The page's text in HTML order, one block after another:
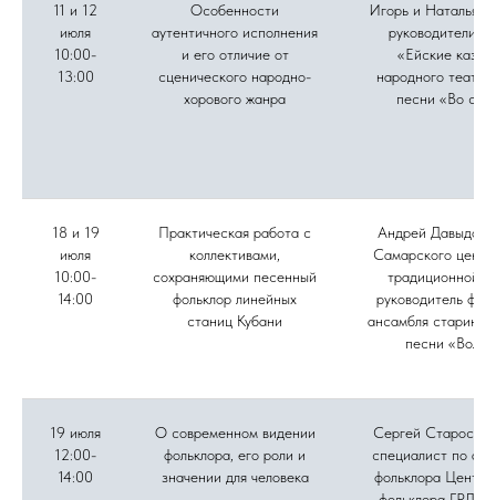
11 и 12
июля
10:00-
13:00
Особенности
аутентичного исполнения
и его отличие от
сценического народно-
хорового жанра
Игорь и Наталья
руководители
«Ейские
народного театра
песни «Во
18 и 19
июля
10:00-
14:00
Практическая работа с
коллективами,
сохраняющими песенный
фольклор линейных
станиц Кубани
Андрей Давыдов,
Самарского
традиционной
руководитель
ансамбля
песни
19 июля
12:00-
14:00
О современном видении
фольклора, его роли и
значении для человека
Сергей
специалист по
фольклора Центра